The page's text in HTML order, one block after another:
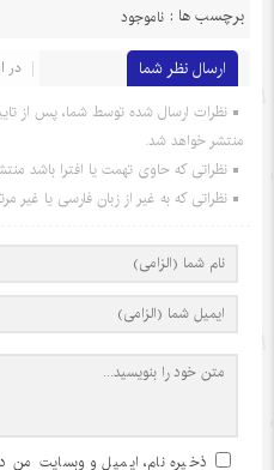
برچسب ها : ناموجود
ارسال نظر شما
در
نظرات ارسال شده توسط شما، پس از
منتشر خواهد شد.
نظراتی که حاوی تهمت یا افترا باشد
نظراتی که به غیر از زبان فارسی یا غیر
ذخیره نام، ایمیل و وبسایت من